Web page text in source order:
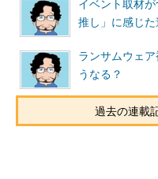
イベント取材
推し」に感じた
ランサムウェ
うなる？
過去の連載